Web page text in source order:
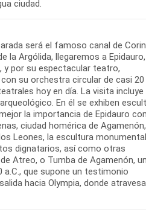
será el famoso canal de
la Argólida, llegaremos a Epidauro,
y por su espectacular teatro,
su orchestra circular de casi 20
hoy en día. La visita incluye
En él se exhiben
la importancia de Epidauro
ciudad homérica de Agamenón,
Leones, la escultura
dignatarios, así como otras
Atreo, o Tumba de Agamenón,
que supone un testimonio
hacia Olympia, donde